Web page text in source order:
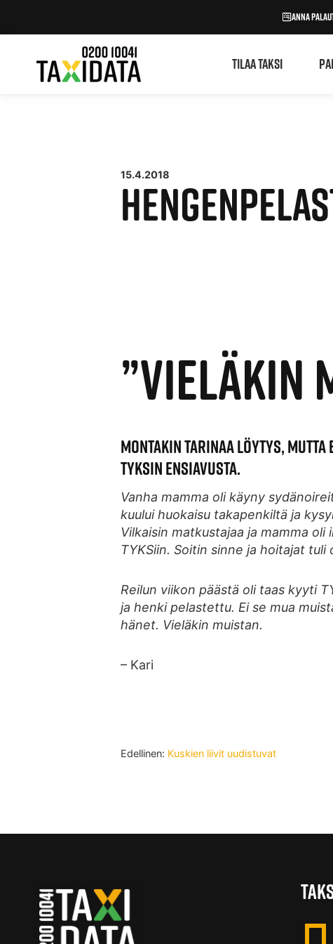
Anna
Tilaa taksi
15.4.2018
”VIELÄKIN
MONTAKIN TARINAA LÖYTYS,
TYKSIN ENSIAVUSTA.
Vanha mamma oli käyny
kuului huokaisu takapenkiltä ja
Vilkaisin matkustajaa ja mamma
TYKSiin. Soitin sinne ja hoitajat
Reilun viikon päästä oli taas kyyti
ja henki pelastettu. Ei se mua
hänet. Vieläkin muistan.
– Kari
Edellinen: Kuskien liivit uudistuvat